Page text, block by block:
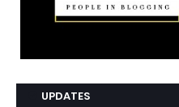
UPDATES